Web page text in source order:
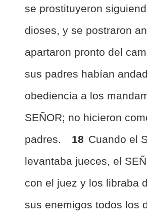
se prostituyeron
dioses, y se postraron
apartaron pronto del
sus padres habían
obediencia a los
SEÑOR; no hicieron
padres.
18 Cuando el
levantaba jueces, el
con el juez y los libraba
sus enemigos todos los